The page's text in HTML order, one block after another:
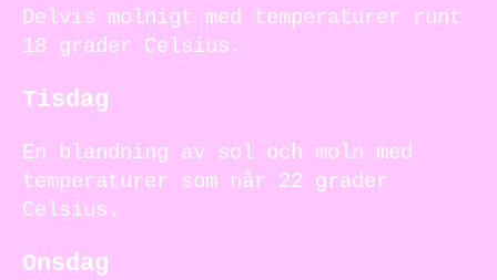
Delvis molnigt med temperaturer runt
18 grader Celsius.
Tisdag
En blandning av sol och moln med
temperaturer som når 22 grader
Celsius.
Onsdag